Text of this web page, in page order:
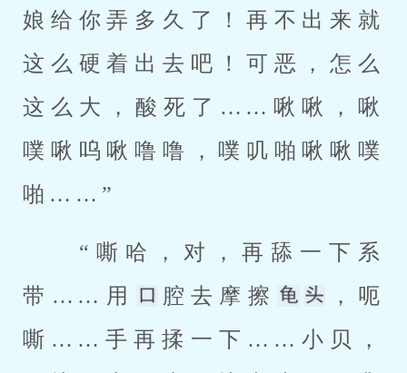
娘给你弄多久了！再不出来就
这么硬着出去吧！可恶，怎么
这么大，酸死了……啾啾，啾
噗啾呜啾噜噜，噗叽啪啾啾噗
啪……”
带……用
腔去摩擦
，呃
嘶……手再揉一下……小贝，